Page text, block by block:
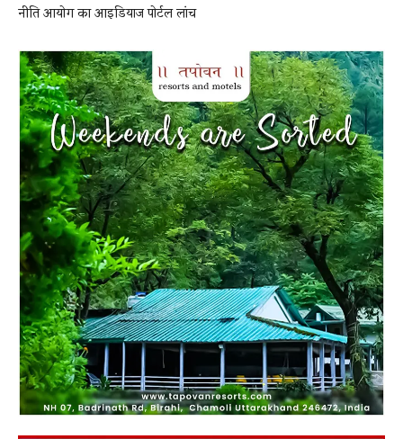
नीति आयोग का आइडियाज पोर्टल लांच